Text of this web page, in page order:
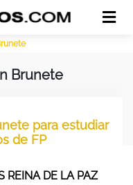
Brunete
para estudiar
de FP
REINA DE LA PAZ